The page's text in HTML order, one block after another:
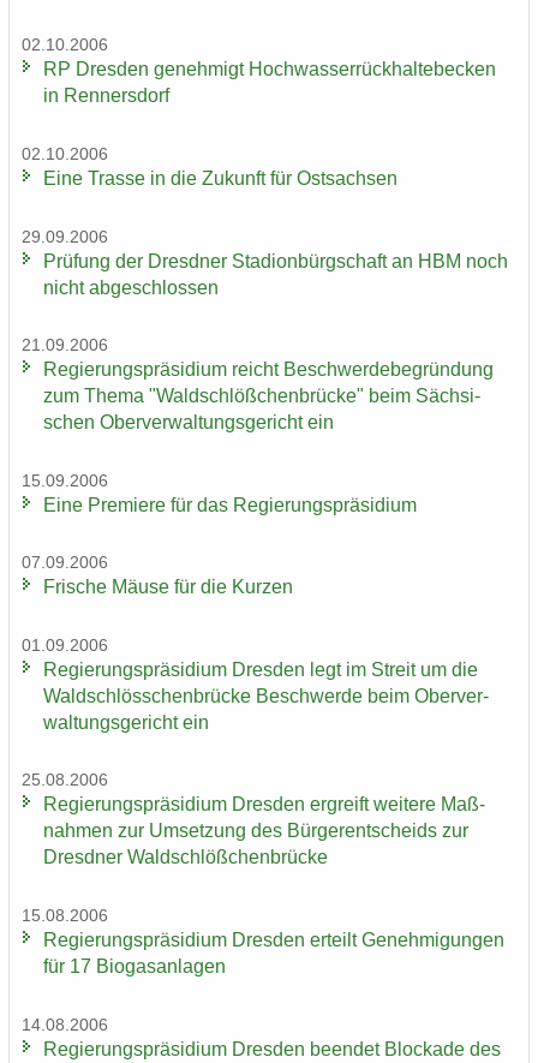
02.10.2006
RP Dres­den ge­neh­migt Hoch­was­ser­rück­hal­te­be­cken
in Ren­ners­dorf
02.10.2006
Eine Tras­se in die Zu­kunft für Ost­sach­sen
29.09.2006
Prü­fung der Dresd­ner Sta­di­on­bürg­schaft an HBM noch
nicht ab­ge­schlos­sen
21.09.2006
Re­gie­rungs­prä­si­di­um reicht Be­schwer­de­be­grün­dung
zum Thema "Wald­schlöß­chen­brü­cke" beim Säch­si­
schen Ober­ver­wal­tungs­ge­richt ein
15.09.2006
Eine Pre­mie­re für das Re­gie­rungs­prä­si­di­um
07.09.2006
Fri­sche Mäuse für die Kur­zen
01.09.2006
Re­gie­rungs­prä­si­di­um Dres­den legt im Streit um die
Wald­schlöss­chen­brü­cke Be­schwer­de beim Ober­ver­
wal­tungs­ge­richt ein
25.08.2006
Re­gie­rungs­prä­si­di­um Dres­den er­greift wei­te­re Maß­
nah­men zur Um­set­zung des Bür­ger­ent­scheids zur
Dresd­ner Wald­schlöß­chen­brü­cke
15.08.2006
Re­gie­rungs­prä­si­di­um Dres­den er­teilt Ge­neh­mi­gun­gen
für 17 Bio­gas­an­la­gen
14.08.2006
Re­gie­rungs­prä­si­di­um Dres­den be­en­det Blo­cka­de des